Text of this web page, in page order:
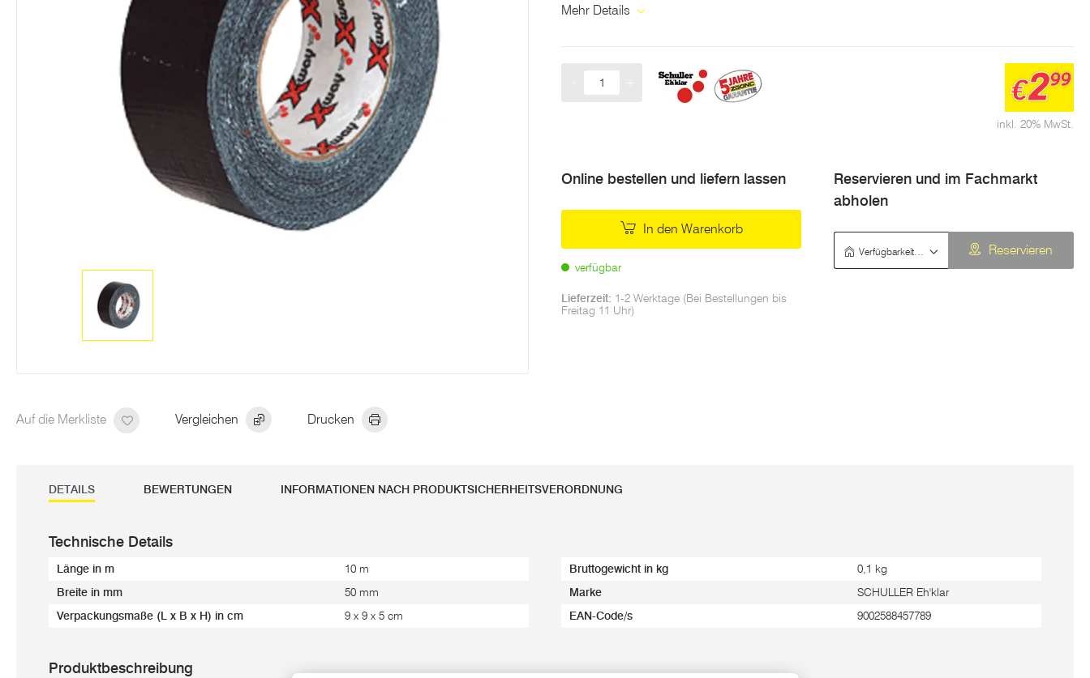
Auf die Merkliste Vergleichen Drucken
Mehr Details
inkl. 20% MwSt.
€299
Online bestellen und liefern lassen
In den Warenkorb
verfügbar
Lieferzeit: 1-2 Werktage (Bei Bestellungen bis
Freitag 11 Uhr)
Reservieren und im Fachmarkt
abholen
Reservieren
DETAILS BEWERTUNGEN INFORMATIONEN NACH PRODUKTSICHERHEITSVERORDNUNG
Technische Details
Länge in m 10 m
Breite in mm 50 mm
Verpackungsmaße (L x B x H) in cm 9 x 9 x 5 cm
Bruttogewicht in kg 0,1 kg
Marke SCHULLER Eh'klar
EAN-Code/s 9002588457789
Produktbeschreibung